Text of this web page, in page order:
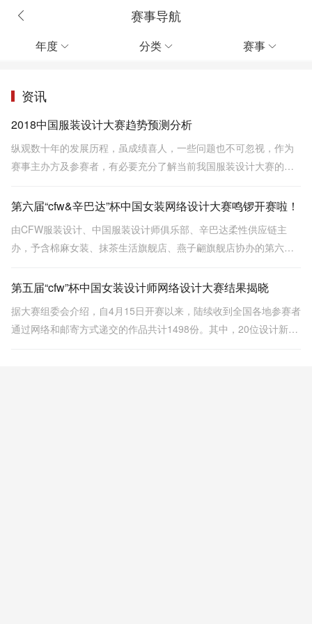
赛事导航
年度  分类  赛事 
资讯
2018中国服装设计大赛趋势预测分析
纵观数十年的发展历程，虽成绩喜人，一些问题也不可忽视，作为
赛事主办方及参赛者，有必要充分了解当前我国服装设计大赛的发
进行业赛事的良性发展。
第六届“cfw&辛巴达”杯中国女装网络设计大赛鸣锣开赛啦！
由CFW服装设计、中国服装设计师俱乐部、辛巴达柔性供应链主
办，予含棉麻女装、抹茶生活旗舰店、燕子翩旗舰店协办的第六
动。这将是业界首个尝试以“设计众包”模式展开的设计大赛，欢迎各
第五届“cfw”杯中国女装设计师网络设计大赛结果揭晓
据大赛组委会介绍，自4月15日开赛以来，陆续收到全国各地参赛者
通过网络和邮寄方式递交的作品共计1498份。其中，20位设计新锐